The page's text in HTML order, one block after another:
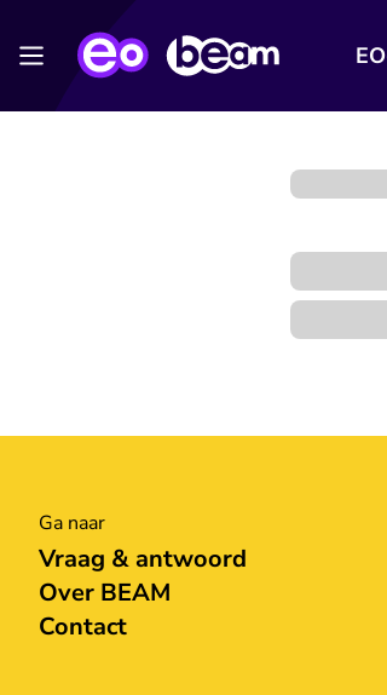
Ga naar
Vraag & antwoord
Over BEAM
Contact